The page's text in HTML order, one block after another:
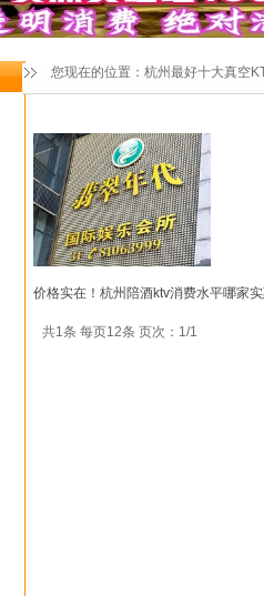
价格实在！杭州陪酒ktv消费水平哪家
共1条 每页12条 页次：1/1
您现在的位置： 杭州最好十大真空